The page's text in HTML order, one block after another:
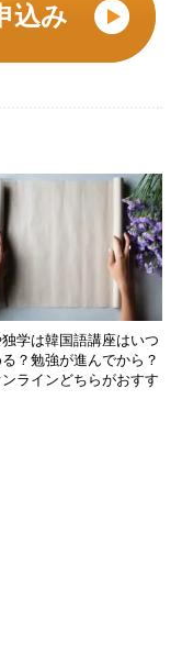
込み
学は韓国語講座はいつ
？勉強が進んでから？
ラインどちらがおすす